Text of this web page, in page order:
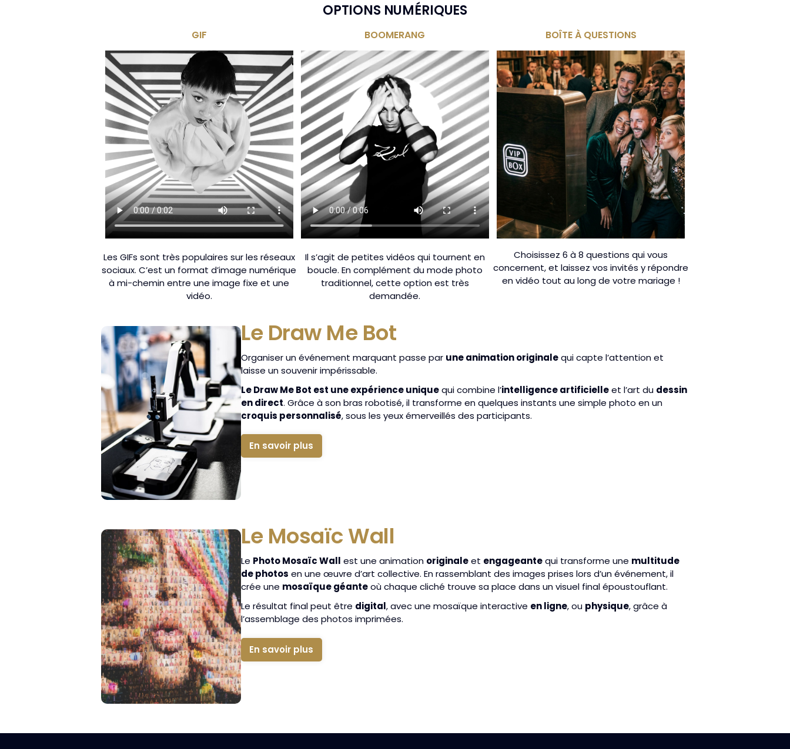
OPTIONS NUMÉRIQUES
GIF
Les GIFs sont très populaires sur les réseaux
sociaux. C’est un format d’image numérique
à mi-chemin entre une image fixe et une
vidéo.
BOOMERANG
Il s’agit de petites vidéos qui tournent en
boucle. En complément du mode photo
traditionnel, cette option est très
demandée.
BOÎTE À QUESTIONS
Choisissez 6 à 8 questions qui vous
concernent, et laissez vos invités y répondre
en vidéo tout au long de votre mariage !
Le Draw Me Bot
Organiser un événement marquant passe par une animation originalequi capte l’attention et
laisse un souvenir impérissable.
Le Draw Me Bot est une expérience uniquequi combine l’intelligence artificielleet l’art du dessin
en direct. Grâce à son bras robotisé, il transforme en quelques instants une simple photo en un
croquis personnalisé, sous les yeux émerveillés des participants.
En savoir plus
Le Mosaïc Wall
Le Photo Mosaïc Wall est une animation originaleet engageantequi transforme une multitude
de photos en une œuvre d’art collective. En rassemblant des images prises lors d’un événement, il
crée une mosaïque géanteoù chaque cliché trouve sa place dans un visuel final époustouflant.
Le résultat final peut être digital, avec une mosaïque interactive en ligne, ou physique, grâce à
l’assemblage des photos imprimées.
En savoir plus